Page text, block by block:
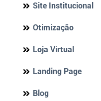
Site Institucional
Otimização
Loja Virtual
Landing Page
Blog